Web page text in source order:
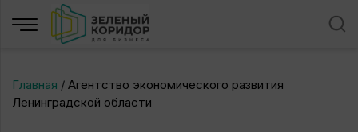
Главная / Агентство экономического развития
Ленинградской области